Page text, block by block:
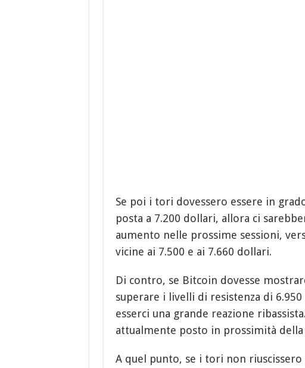
Se poi i tori dovessero essere in
posta a 7.200 dollari, allora ci
aumento nelle prossime sessioni,
vicine ai 7.500 e ai 7.660 dollari.
Di contro, se Bitcoin dovesse
superare i livelli di resistenza di
esserci una grande reazione
attualmente posto in prossimità della
A quel punto, se i tori non